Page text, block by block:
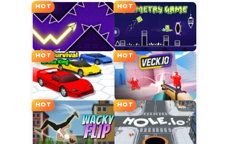
HOT HOT
HOT HOT
HOT HOT